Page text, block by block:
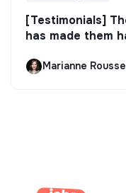
[Testimonials]
has made them
Marianne